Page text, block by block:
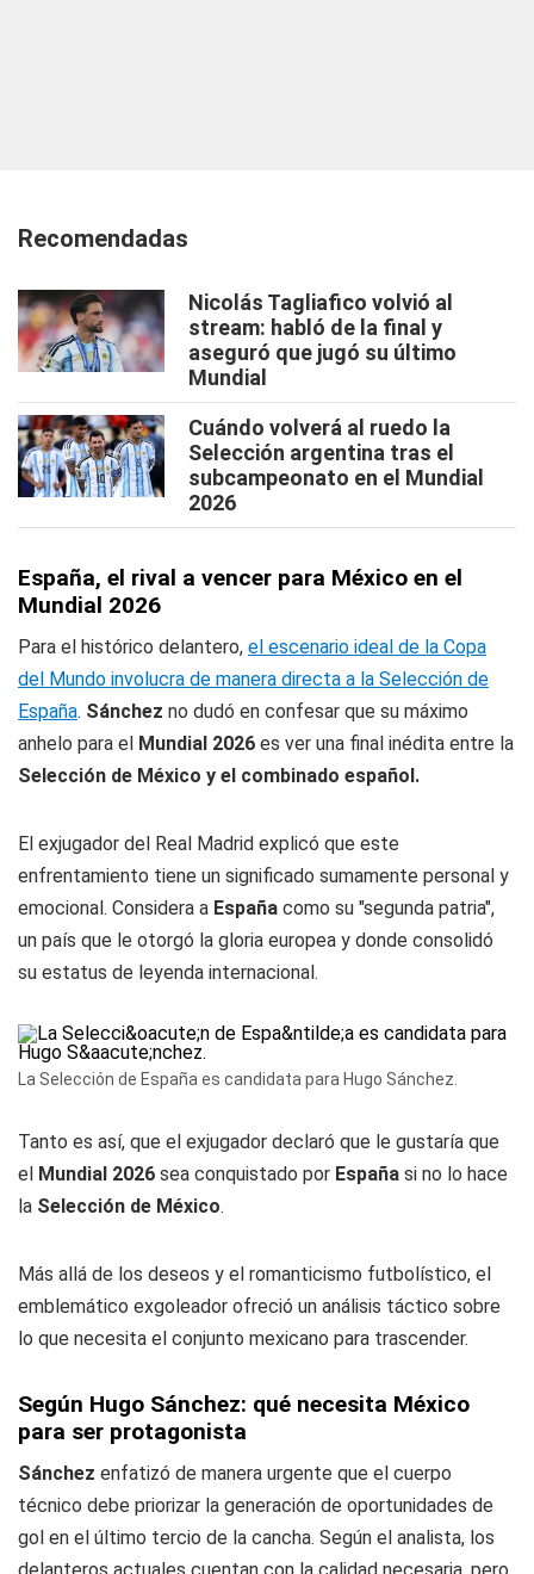
Recomendadas
Nicolás Tagliafico volvió al
stream: habló de la final y
aseguró que jugó su último
Mundial
Cuándo volverá al ruedo la
Selección argentina tras el
subcampeonato en el Mundial
2026
España, el rival a vencer para México en el
Mundial 2026
Para el histórico delantero, el escenario ideal de la Copa
del Mundo involucra de manera directa a la Selección de
España. Sánchez no dudó en confesar que su máximo
anhelo para el Mundial 2026 es ver una final inédita entre la
Selección de México y el combinado español.
El exjugador del Real Madrid explicó que este
enfrentamiento tiene un significado sumamente personal y
emocional. Considera a España como su "segunda patria",
un país que le otorgó la gloria europea y donde consolidó
su estatus de leyenda internacional.
La Selección de España es candidata para Hugo Sánchez.
Tanto es así, que el exjugador declaró que le gustaría que
el Mundial 2026 sea conquistado por España si no lo hace
la Selección de México.
Más allá de los deseos y el romanticismo futbolístico, el
emblemático exgoleador ofreció un análisis táctico sobre
lo que necesita el conjunto mexicano para trascender.
Según Hugo Sánchez: qué necesita México
para ser protagonista
Sánchez enfatizó de manera urgente que el cuerpo
técnico debe priorizar la generación de oportunidades de
gol en el último tercio de la cancha. Según el analista, los